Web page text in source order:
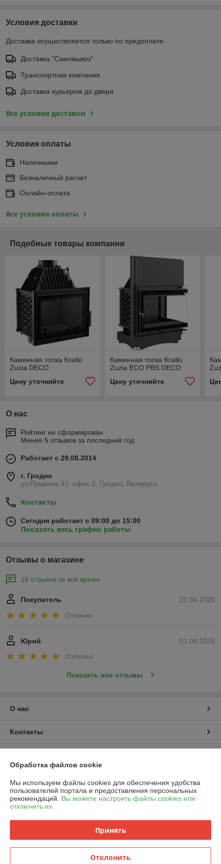
Условия доставки
Доставка осуществляется только по предоплате.
Доставка "Самовывоз"
Транспортная компания
Доставка курьером до двери
Все условия доставки
Условия оплаты
Наличными
Безналичный расчет
Онлайн-оплата
Все условия оплаты
Подобные товары компании
Каминная топка Kratki
Zuzia DECO
Цену уточняйте
Каминная топка Kratki
Zuzia ECO PBS DECO
Цену уточняйте
О нас
Рейтинг не сформирован
Менее 5 отзывов за последний год
Работает с 29.08.2014
г. Гродно
ул.Пушкина 37, офис 2, Гродно, Беларусь
Контакты
Сегодня работает с 09:00 до 15:00
Показать весь график работы
Отзывы о магазине
16 отзывов за всё время
21.04.2026
Покупатель
Отлично
01.09.2025
Юрий
Отлично
Показать все отзывы
О нас
Контакты
Полная версия сайта
Сайт создан на платформе Deal.by
Обработка файлов cookie
Мы используем файлы cookies для обеспечения удобства
пользователей портала и предоставления персональных
рекомендаций. Вы можете настроить файлы cookies или
отключить их.
Принять
Отклонить